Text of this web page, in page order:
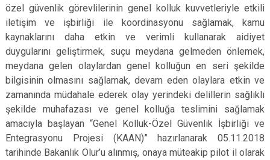
özel güvenlik görevlilerinin genel kolluk kuvvetleriyle etkili
iletişim ve işbirliği ile koordinasyonu sağlamak, kamu
kaynaklarını daha etkin ve verimli kullanarak aidiyet
duygularını geliştirmek, suçu meydana gelmeden önlemek,
meydana gelen olaylardan genel kolluğun en seri şekilde
bilgisinin olmasını sağlamak, devam eden olaylara etkin ve
zamanında müdahale ederek olay yerindeki delillerin sağlıklı
şekilde muhafazası ve genel kolluğa teslimini sağlamak
amacıyla başlayan “Genel Kolluk-Özel Güvenlik İşbirliği ve
Entegrasyonu Projesi (KAAN)” hazırlanarak 05.11.2018
tarihinde Bakanlık Olur’u alınmış, onaya müteakip pilot il olarak